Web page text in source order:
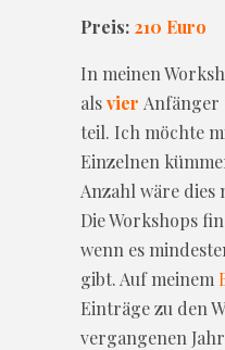
Preis: 210 Euro
In meinen
alsvier
teil. Ich möchte
Einzelnen
Anzahl wäre
Die Workshops
wenn es
gibt. Auf meinem
Einträge zu den
vergangenen